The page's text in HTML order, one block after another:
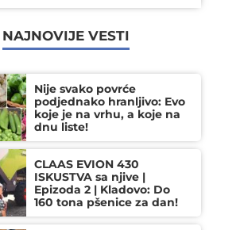
NAJNOVIJE VESTI
Nije svako povrće
podjednako hranljivo: Evo
koje je na vrhu, a koje na
dnu liste!
CLAAS EVION 430
ISKUSTVA sa njive |
Epizoda 2 | Kladovo: Do
160 tona pšenice za dan!